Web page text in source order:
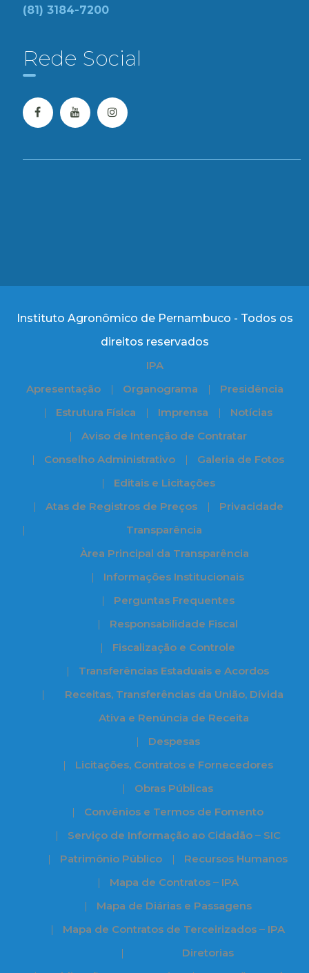
(81) 3184-7200
Rede Social
Instituto Agronômico de Pernambuco - Todos os
direitos reservados
IPA
Apresentação
Organograma
Presidência
Estrutura Física
Imprensa
Notícias
Aviso de Intenção de Contratar
Conselho Administrativo
Galeria de Fotos
Editais e Licitações
Atas de Registros de Preços
Privacidade
Transparência
Àrea Principal da Transparência
Informações Institucionais
Perguntas Frequentes
Responsabilidade Fiscal
Fiscalização e Controle
Transferências Estaduais e Acordos
Receitas, Transferências da União, Dívida
Ativa e Renúncia de Receita
Despesas
Licitações, Contratos e Fornecedores
Obras Públicas
Convênios e Termos de Fomento
Serviço de Informação ao Cidadão – SIC
Patrimônio Público
Recursos Humanos
Mapa de Contratos – IPA
Mapa de Diárias e Passagens
Mapa de Contratos de Terceirizados – IPA
Diretorias